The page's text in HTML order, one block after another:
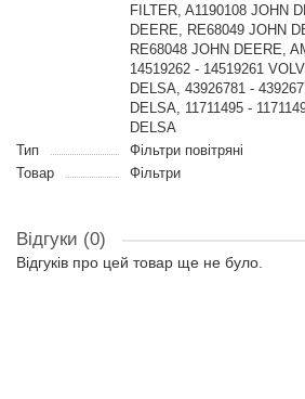
FILTER, A1190108 JOHN
DEERE, RE68049 JOHN
RE68048 JOHN DEERE,
14519262 - 14519261
DELSA, 43926781 -
DELSA, 11711495 -
DELSA
Тип
Фільтри повітряні
Товар
Фільтри
Відгуки (0)
Відгуків про цей товар ще не було.